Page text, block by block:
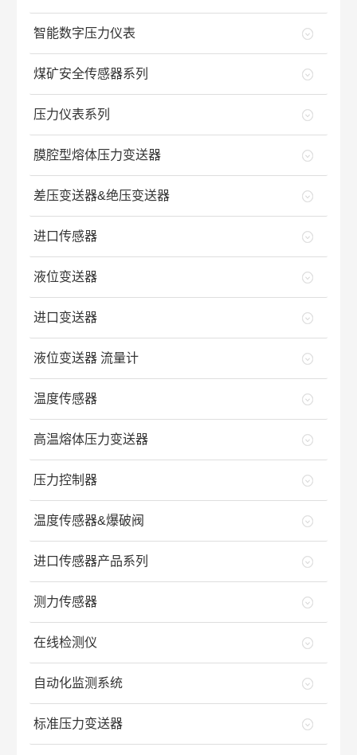
智能数字压力仪表
煤矿安全传感器系列
压力仪表系列
膜腔型熔体压力变送器
差压变送器&绝压变送器
进口传感器
液位变送器
进口变送器
液位变送器 流量计
温度传感器
高温熔体压力变送器
压力控制器
温度传感器&爆破阀
进口传感器产品系列
测力传感器
在线检测仪
自动化监测系统
标准压力变送器